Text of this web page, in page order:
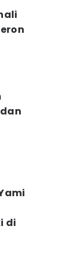
di